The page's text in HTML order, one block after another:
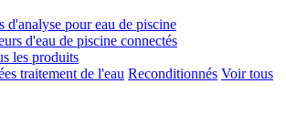
d'analyse pour eau de piscine
d'eau de piscine connectés
les produits
traitement de l'eau Reconditionnés Voir tous